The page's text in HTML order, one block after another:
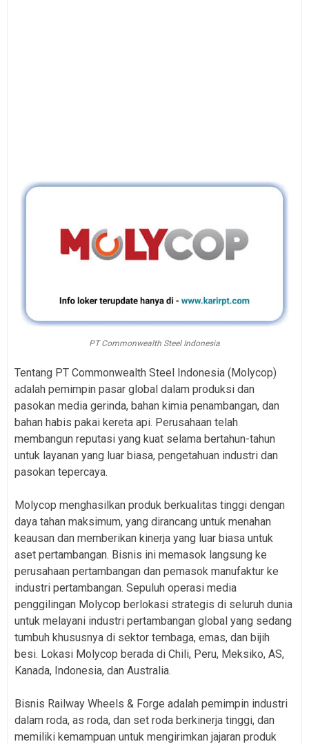
PT Commonwealth Steel Indonesia
Tentang PT Commonwealth Steel Indonesia (Molycop)
adalah pemimpin pasar global dalam produksi dan
pasokan media gerinda, bahan kimia penambangan, dan
bahan habis pakai kereta api. Perusahaan telah
membangun reputasi yang kuat selama bertahun-tahun
untuk layanan yang luar biasa, pengetahuan industri dan
pasokan tepercaya.
Molycop menghasilkan produk berkualitas tinggi dengan
daya tahan maksimum, yang dirancang untuk menahan
keausan dan memberikan kinerja yang luar biasa untuk
aset pertambangan. Bisnis ini memasok langsung ke
perusahaan pertambangan dan pemasok manufaktur ke
industri pertambangan. Sepuluh operasi media
penggilingan Molycop berlokasi strategis di seluruh dunia
untuk melayani industri pertambangan global yang sedang
tumbuh khususnya di sektor tembaga, emas, dan bijih
besi. Lokasi Molycop berada di Chili, Peru, Meksiko, AS,
Kanada, Indonesia, dan Australia.
Bisnis Railway Wheels & Forge adalah pemimpin industri
dalam roda, as roda, dan set roda berkinerja tinggi, dan
memiliki kemampuan untuk mengirimkan jajaran produk